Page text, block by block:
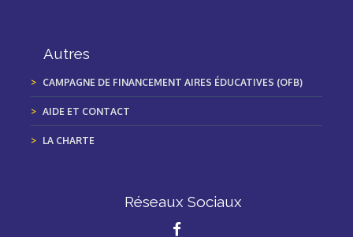
Autres
CAMPAGNE DE FINANCEMENT AIRES ÉDUCATIVES (OFB)
AIDE ET CONTACT
LA CHARTE
Réseaux Sociaux